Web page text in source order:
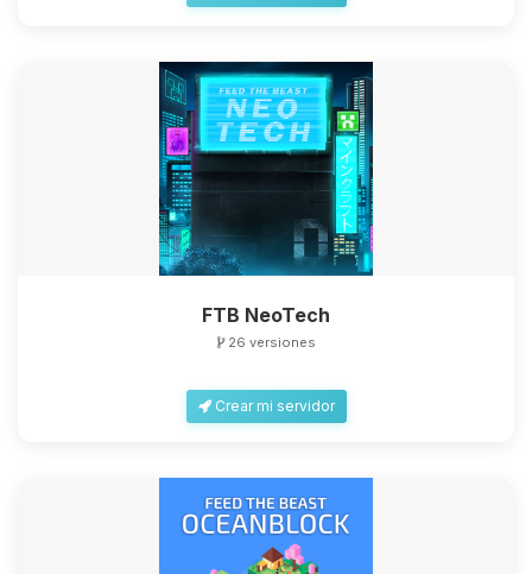
FTB NeoTech
26 versiones
Crear mi servidor